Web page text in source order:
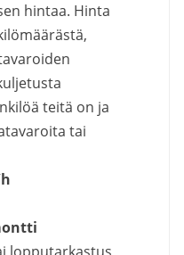
hintaa. Hinta
teitä on ja
tai